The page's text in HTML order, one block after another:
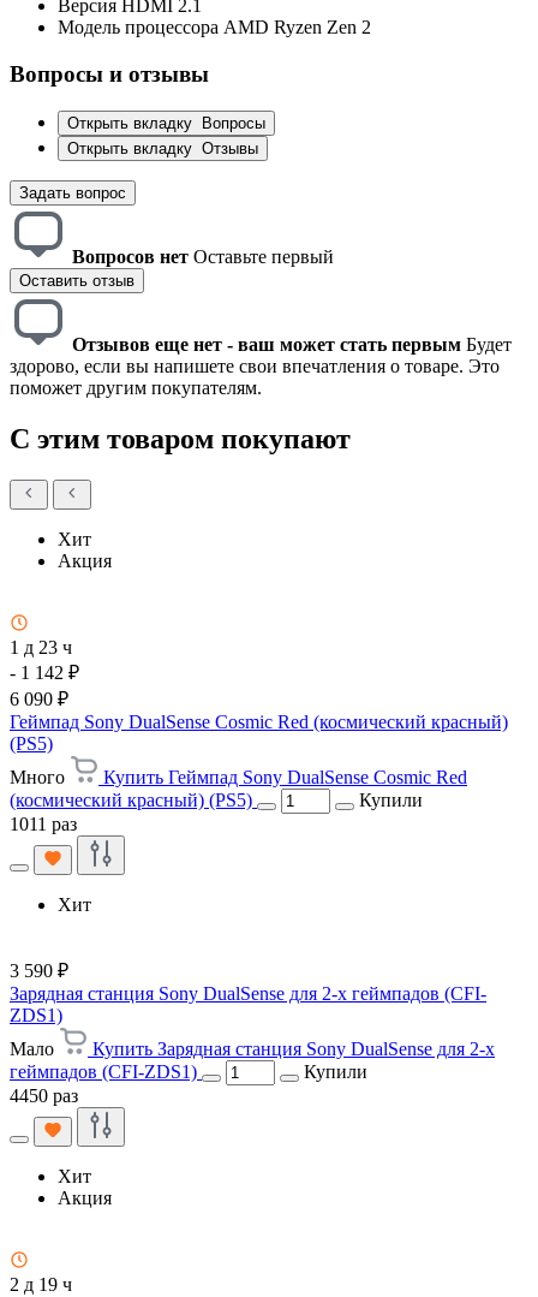
Версия HDMI
2.1
Модель процессора AMD Ryzen Zen 2
Вопросы и отзывы
Открыть вкладку
Вопросы
Открыть вкладку Отзывы
Задать вопрос
Вопросов нет Оставьте первый
Оставить отзыв
Отзывов еще нет - ваш может стать первым Будет
здорово, если вы напишете свои впечатления о товаре. Это
поможет другим покупателям.
С этим товаром покупают
Хит
Акция
1 д 23 ч
- 1 142 ₽
6 090 ₽
Геймпад Sony DualSense Cosmic Red (космический красный)
(PS5)
Много
Купить Геймпад Sony DualSense Cosmic Red
(космический красный) (PS5)
Купили
1011 раз
Хит
3 590 ₽
Зарядная станция Sony DualSense для 2-х геймпадов (CFI-
ZDS1)
Мало
Купить Зарядная станция Sony DualSense для 2-х
геймпадов (CFI-ZDS1)
Купили
4450 раз
Хит
Акция
2 д 19 ч